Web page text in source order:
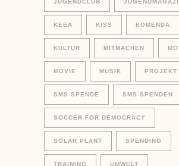
JUGENDCLUB
KEEA KISS KOMENDA
KULTUR MITMACHEN
MOVIE MUSIK PROJEKT
SMS SPENDE SMS SPENDEN
SOCCER FOR DEMOCRACY
SOLAR PLANT SPENDINO
TRAINING UMWELT